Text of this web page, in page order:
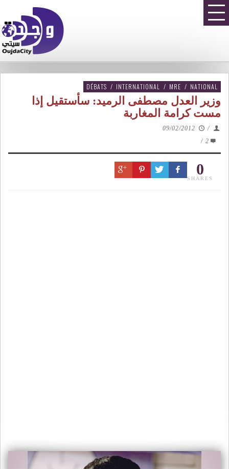
DÉBATS / INTERNATIONAL / MRE / NATIONAL
وزير العدل مصطفى الرميد: سأستقيل إذا
مست كرامة المغاربة
/
09/02/2012
2
/
0
SHARES